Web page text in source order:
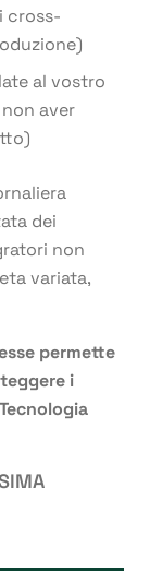
cross-
al vostro
aver
dei
non
variata,
permette
i